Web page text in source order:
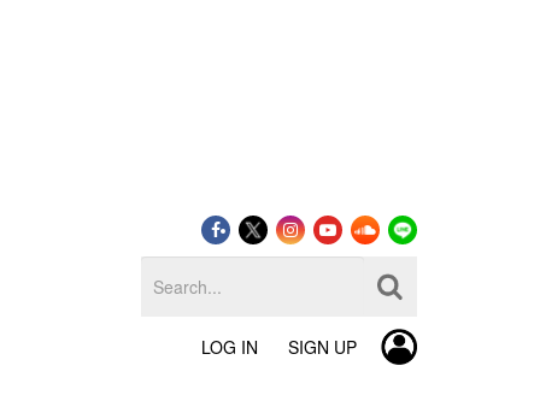
LOG IN SIGN UP